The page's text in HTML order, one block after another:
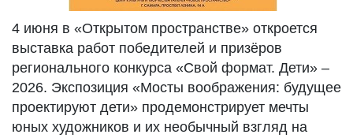
4 июня в «Открытом пространстве» откроется
выставка работ победителей и призёров
регионального конкурса «Свой формат. Дети» –
2026. Экспозиция «Мосты воображения: будущее
проектируют дети» продемонстрирует мечты
юных художников и их необычный взгляд на